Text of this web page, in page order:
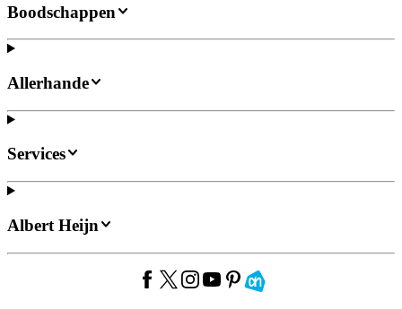
Boodschappen
Allerhande
Services
Albert Heijn